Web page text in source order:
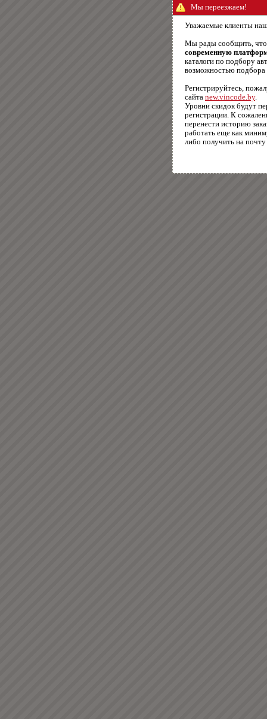
Мы переезжаем!
Уважаемые клиенты
Мы рады сообщить,
современную
каталоги по подбору
возможностью подбора
Регистрируйтесь,
сайта new.vincode.by.
Уровни скидок будут
регистрации. К
перенести историю
работать еще как
либо получить на